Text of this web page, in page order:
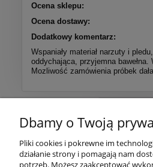
Ocena sklepu:
Ocena dostawy:
Dodatkowy komentarz:
Wspaniały materiał narzuty i
oddychająca, przyjemna bawełna.
Mozliwość zamówienia próbek
Pomoc
Dbamy o Twoją
Pliki cookies i pokrewne im
działanie strony i pomagają nam
potrzeb. Możesz zaakceptować